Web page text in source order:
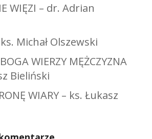
WIĘZI – dr. Adrian
Michał Olszewski
WIERZY MĘŻCZYZNA
Bieliński
WIARY – ks. Łukasz